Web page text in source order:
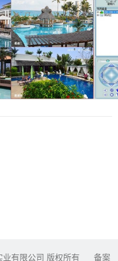
业有限公司 版权所有 备案